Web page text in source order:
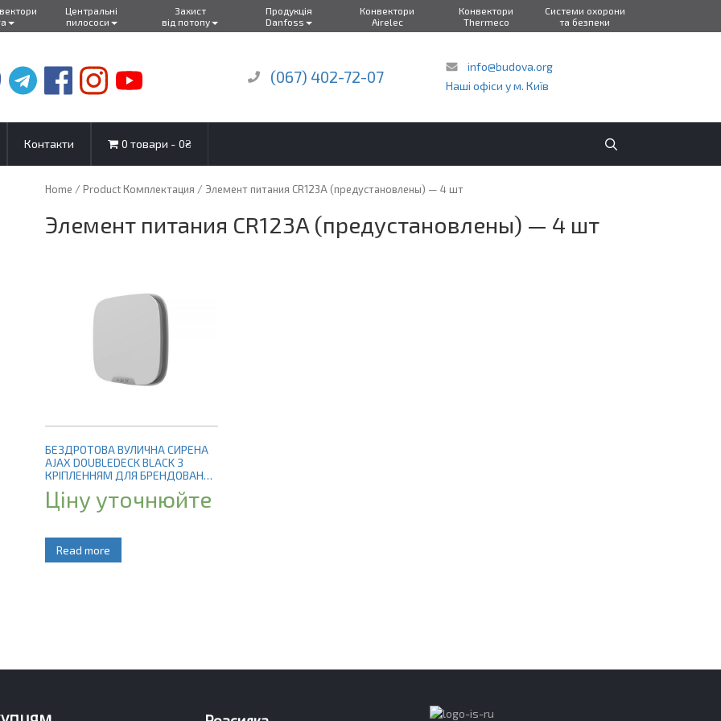
(067) 402-72-07
info@budova.org
Наші офіси у м. Київ
Контакти 0 товари 0₴
Home / Product Комплектация / Элемент питания CR123A (предустановлены) — 4 шт
Элемент питания CR123A (предустановлены) — 4 шт
БЕЗДРОТОВА ВУЛИЧНА СИРЕНА
AJAX DOUBLEDECK BLACK З
КРІПЛЕННЯМ ДЛЯ БРЕНДОВАНОЇ
Ціну уточнюйте
Read more
Центральні
пилососи
Захист
від потопу
Продукція
Danfoss
Конвектори
Airelec
Конвектори
Thermeco
Системи охорони
та безпеки